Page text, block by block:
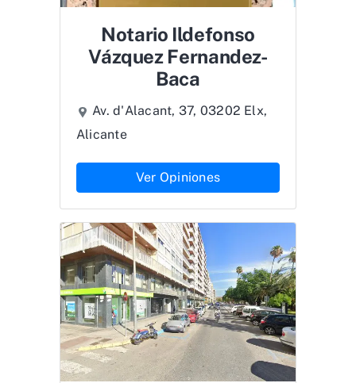
Notario Ildefonso
Vázquez Fernandez-
Baca
Av. d'Alacant, 37, 03202 Elx,
Alicante
Ver Opiniones